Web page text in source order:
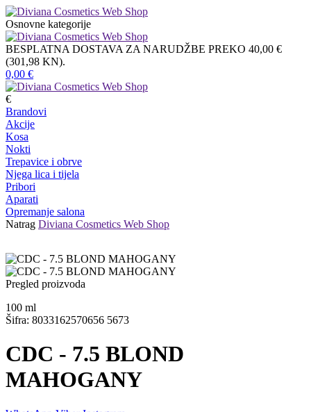
Osnovne kategorije
BESPLATNA DOSTAVA ZA NARUDŽBE PREKO 40,00 €
(301,98 KN).
0,00 €
€
Brandovi
Akcije
Kosa
Nokti
Trepavice i obrve
Njega lica i tijela
Pribori
Aparati
Opremanje salona
Natrag Diviana Cosmetics Web Shop
Pregled proizvoda
100 ml
Šifra: 8033162570656 5673
CDC - 7.5 BLOND
MAHOGANY